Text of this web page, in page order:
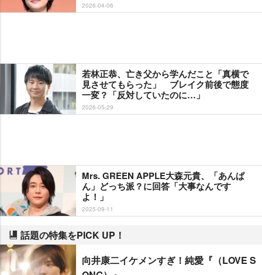
2026-04-06
若林正恭、亡き父から学んだこと「真横で
見させてもらった」 ブレイク前後で態度
一変？「反対していたのに…」
2026-05-29
Mrs. GREEN APPLE大森元貴、「あんぱ
ん」どっち派？に回答「大事なんです
よ！」
2025-09-11
話題の特集をPICK UP！
向井康二イケメンすぎ！純愛『（LOVE S